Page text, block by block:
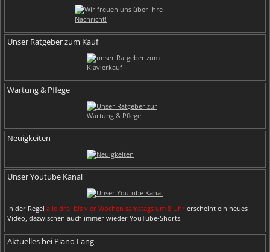
Unser Ratgeber zum Kauf
Wartung & Pflege
Neuigkeiten
Unser Youtube Kanal
In der Regel alle drei bis vier Wochen samstags um 8 Uhr erscheint ein neues
Video, dazwischen auch immer wieder YouTube-Shorts.
Aktuelles bei Piano Lang